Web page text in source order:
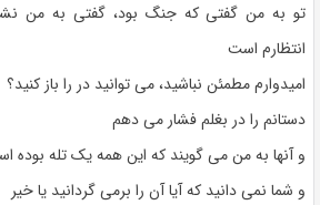
تو به من گفتی که جنگ بود، گفتی به من
انتظارم است
امیدوارم مطمئن نباشید، می توانید در را باز کنید؟
دستانم را در بغلم فشار می دهم
و آنها به من می گویند که این همه یک تله بوده
و شما نمی دانید که آیا آن را برمی گردانید یا خیر